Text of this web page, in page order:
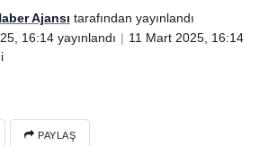
Ajansı tarafından yayınlandı
16:14 yayınlandı
11 Mart 2025, 16:14
PAYLAŞ